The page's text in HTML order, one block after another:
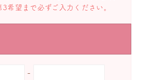
希望まで必ずご入力ください。
-